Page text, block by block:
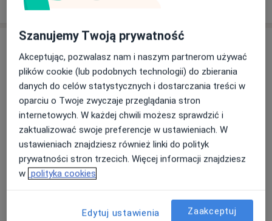
Usługi i ceny
Badania diagnostyczne
Od 400 zł Szczegóły
Konsultacja psychologiczna dla dzieci i młodzieży
(kolejna wizyta)
180 zł Szczegóły
Konsultacja psychologiczna dla dzieci i młodzieży
(pierwszorazowa)
Szanujemy Twoją prywatność
Akceptując, pozwalasz nam i naszym partnerom używać
plików cookie (lub podobnych technologii) do zbierania
danych do celów statystycznych i dostarczania treści w
oparciu o Twoje zwyczaje przeglądania stron
internetowych. W każdej chwili możesz sprawdzić i
zaktualizować swoje preferencje w ustawieniach. W
ustawieniach znajdziesz również linki do polityk
prywatności stron trzecich. Więcej informacji znajdziesz
w polityka cookies
Edytuj ustawienia Zaakceptuj